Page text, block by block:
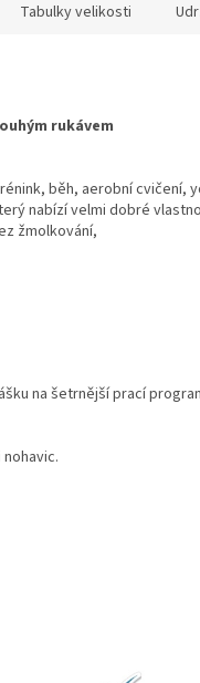
Tabulky velikosti
rukávem
běh, aerobní cvičení,
nabízí velmi dobré
žmolkování,
na šetrnější prací